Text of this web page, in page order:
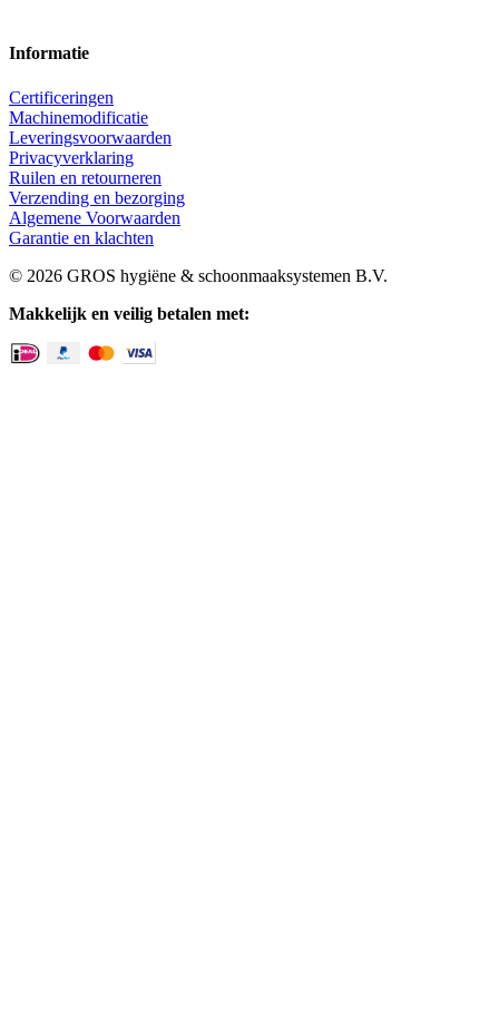
Informatie
Certificeringen
Machinemodificatie
Leveringsvoorwaarden
Privacyverklaring
Ruilen en retourneren
Verzending en bezorging
Algemene Voorwaarden
Garantie en klachten
© 2026 GROS hygiëne & schoonmaaksystemen B.V.
Makkelijk en veilig betalen met: